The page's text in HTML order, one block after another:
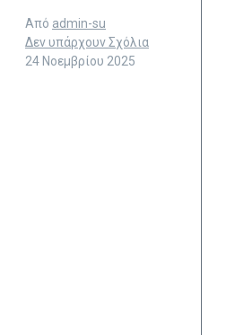
Από admin-su
Δεν υπάρχουν Σχόλια
24 Νοεμβρίου 2025